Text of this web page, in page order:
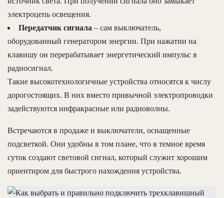
электроцепь освещения.
Передатчик сигнала – сам выключатель,
оборудованный генератором энергии. При нажатии на
клавишу он перерабатывает энергетический импульс в
радиосигнал.
Такие высокотехнологичные устройства относятся к числу
дорогостоящих. В них вместо привычной электропроводки
задействуются инфракрасные или радиоволны.
Встречаются в продаже и выключатели, оснащенные
подсветкой. Они удобны в том плане, что в темное время
суток создают световой сигнал, который служит хорошим
ориентиром для быстрого нахождения устройства.